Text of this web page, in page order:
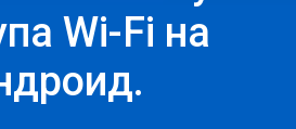
Wi-Fi на